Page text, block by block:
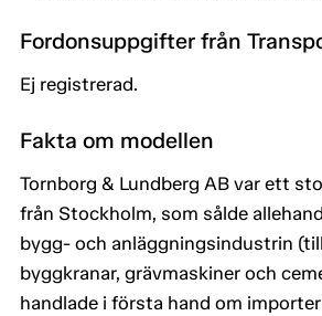
Fordonsuppgifter från
Ej registrerad.
Fakta om modellen
Tornborg & Lundberg AB var ett
från Stockholm, som sålde
bygg- och anläggningsindustrin
byggkranar, grävmaskiner och
handlade i första hand om